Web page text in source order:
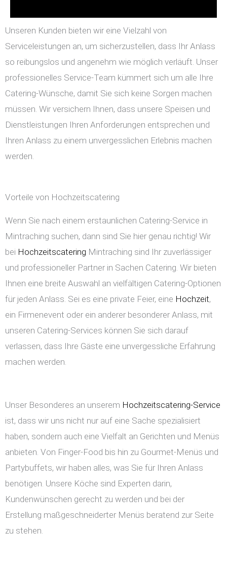
Unseren Kunden bieten wir eine Vielzahl von
Serviceleistungen an, um sicherzustellen, dass Ihr Anlass
so reibungslos und angenehm wie möglich verläuft. Unser
professionelles Service-Team kümmert sich um alle Ihre
Catering-Wünsche, damit Sie sich keine Sorgen machen
müssen. Wir versichern Ihnen, dass unsere Speisen und
Dienstleistungen Ihren Anforderungen entsprechen und
Ihren Anlass zu einem unvergesslichen Erlebnis machen
werden.
Vorteile von Hochzeitscatering
Wenn Sie nach einem erstaunlichen Catering-Service in
Mintraching suchen, dann sind Sie hier genau richtig! Wir
bei Hochzeitscatering Mintraching sind Ihr zuverlässiger
und professioneller Partner in Sachen Catering. Wir bieten
Ihnen eine breite Auswahl an vielfältigen Catering-Optionen
für jeden Anlass. Sei es eine private Feier, eine Hochzeit,
ein Firmenevent oder ein anderer besonderer Anlass, mit
unseren Catering-Services können Sie sich darauf
verlassen, dass Ihre Gäste eine unvergessliche Erfahrung
machen werden.
Unser Besonderes an unserem Hochzeitscatering-Service
ist, dass wir uns nicht nur auf eine Sache spezialisiert
haben, sondern auch eine Vielfalt an Gerichten und Menüs
anbieten. Von Finger-Food bis hin zu Gourmet-Menüs und
Partybuffets, wir haben alles, was Sie für Ihren Anlass
benötigen. Unsere Köche sind Experten darin,
Kundenwünschen gerecht zu werden und bei der
Erstellung maßgeschneiderter Menüs beratend zur Seite
zu stehen.